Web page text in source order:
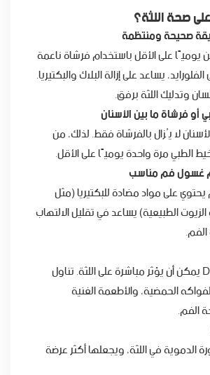
صحة اللثة؟
صحيحة ومنتظمة
يوميًا على الأقل باستخدام فرشاة ناعمة
يساعد على إزالة البلاك والبكتيريا.
وتدليك اللثة برفق.
أو فرشاة ما بين الأسنان
لا يُزال بالفرشاة فقط. لذلك، من
الطبي مرة واحدة يوميًا على الأقل.
غسول فم مناسب
على مواد مضادة للبكتيريا (مثل
الطبيعية) يساعد في تقليل الالتهاب
نقص فيتامين C أو D يمكن أن يؤثر مباشرة على اللثة. تناول
الحمضية، والأطعمة الغنية
الفم.
الدموية في اللثة، ويجعلها أكثر عرضة